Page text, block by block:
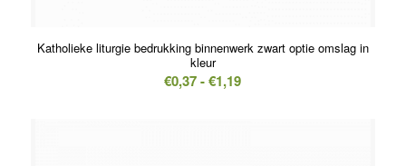
Katholieke liturgie bedrukking binnenwerk zwart optie omslag in
kleur
€0,37 - €1,19Prijsklasse: